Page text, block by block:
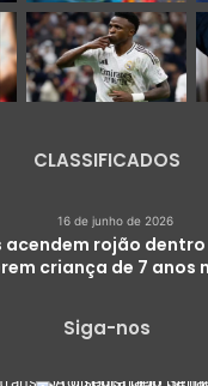
CLASSIFICADOS
16 de junho de 2026
rojão
criança de 7 anos
Siga-nos